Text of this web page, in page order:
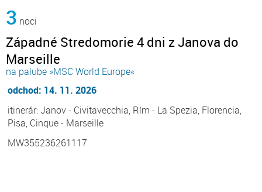
3 noci
Západné Stredomorie 4 dni z Janova do
Marseille
na palube »MSC World Europe«
odchod: 14. 11. 2026
itinerár: Janov - Civitavecchia, Rím - La Spezia, Florencia,
Pisa, Cinque - Marseille
MW355236261117